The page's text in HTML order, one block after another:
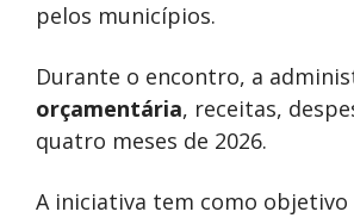
pelos municípios.
Durante o encontro, a
orçamentária, receitas,
quatro meses de 2026.
A iniciativa tem como objetivo